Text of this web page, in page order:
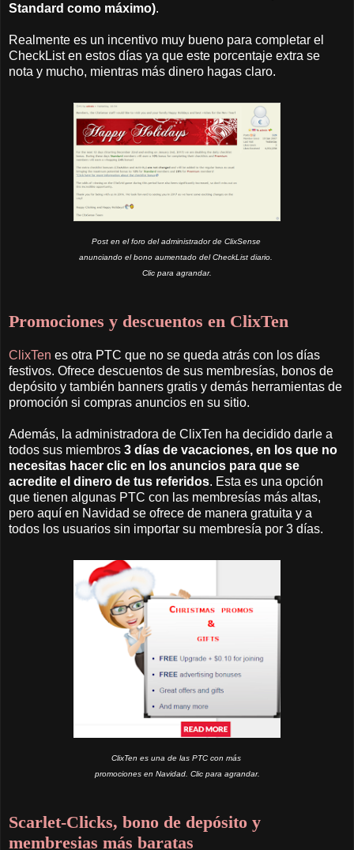
Standard como máximo).
Realmente es un incentivo muy bueno para completar el
CheckList en estos días ya que este porcentaje extra se
nota y mucho, mientras más dinero hagas claro.
Post en el foro del administrador de ClixSense
anunciando el bono aumentado del CheckList diario.
Clic para agrandar.
Promociones y descuentos en ClixTen
ClixTen es otra PTC que no se queda atrás con los días
festivos. Ofrece descuentos de sus membresías, bonos de
depósito y también banners gratis y demás herramientas de
promoción si compras anuncios en su sitio.
Además, la administradora de ClixTen ha decidido darle a
todos sus miembros 3 días de vacaciones, en los que no
necesitas hacer clic en los anuncios para que se
acredite el dinero de tus referidos. Esta es una opción
que tienen algunas PTC con las membresías más altas,
pero aquí en Navidad se ofrece de manera gratuita y a
todos los usuarios sin importar su membresía por 3 días.
ClixTen es una de las PTC con más
promociones en Navidad. Clic para agrandar.
Scarlet-Clicks, bono de depósito y
membresias más baratas